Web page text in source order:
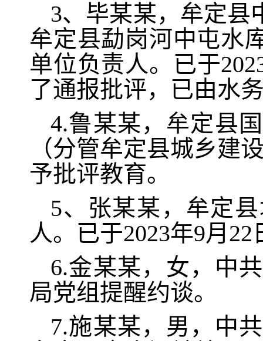
3、毕某某，牟定县
牟定县勐岗河中屯水
单位负责人。已于
了通报批评，已由水
4.鲁某某，牟定县
（分管牟定县城乡建
予批评教育。
5、张某某，牟定
人。已于2023年9月
6.金某某，女，中
局党组提醒约谈。
7.施某某，男，中